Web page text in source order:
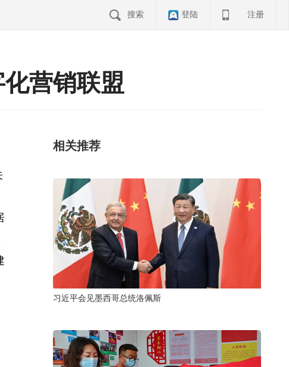
搜索 登陆 注册
营销联盟
相关推荐
习近平会见墨西哥总统洛佩斯